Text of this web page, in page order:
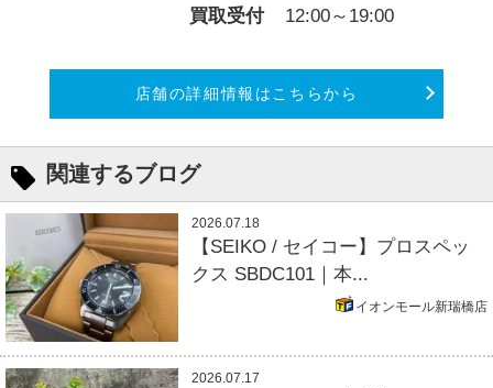
買取受付
12:00～19:00
店舗の詳細情報はこちらから
関連するブログ
2026.07.18
【SEIKO / セイコー】プロスペッ
クス SBDC101｜本...
イオンモール新瑞橋店
2026.07.17